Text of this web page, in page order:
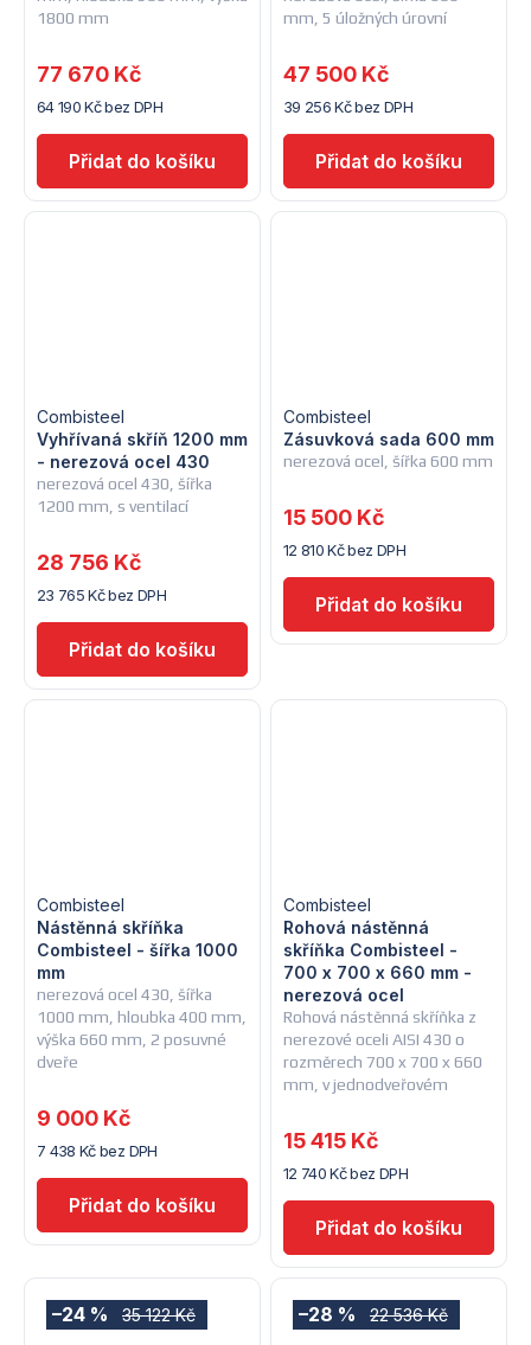
1800 mm
64 190 Kč bez DPH
77 670 Kč
mm, 5 úložných úrovní
39 256 Kč bez DPH
47 500 Kč
nerezová ocel 430, šířka
1200 mm, s ventilací
Vyhřívaná skříň 1200 mm
- nerezová ocel 430
Combisteel
23 765 Kč bez DPH
28 756 Kč
nerezová ocel, šířka 600 mm
Zásuvková sada 600 mm
Combisteel
12 810 Kč bez DPH
15 500 Kč
nerezová ocel 430, šířka
1000 mm, hloubka 400 mm,
výška 660 mm, 2 posuvné
dveře
Nástěnná skříňka
Combisteel - šířka 1000
mm
Combisteel
7 438 Kč bez DPH
9 000 Kč
Rohová nástěnná skříňka z
nerezové oceli AISI 430 o
rozměrech 700 x 700 x 660
mm, v jednodveřovém
Rohová nástěnná
skříňka Combisteel -
700 x 700 x 660 mm -
nerezová ocel
Combisteel
12 740 Kč bez DPH
15 415 Kč
35 122 Kč
–24 % 22 536 Kč
–28 %